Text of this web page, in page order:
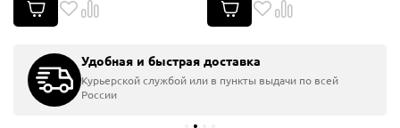
Удобная и быстрая доставка
Курьерской службой или в пункты выдачи по всей
России